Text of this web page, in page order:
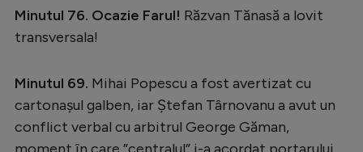
Minutul 76. Ocazie Farul! Răzvan Tănasă a lovit
transversala!
Minutul 69. Mihai Popescu a fost avertizat cu
cartonașul galben, iar Ștefan Târnovanu a avut un
conflict verbal cu arbitrul George Găman,